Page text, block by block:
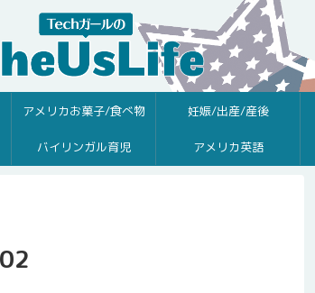
アメリカお菓子/食べ物 妊娠/出産/産後
バイリンガル育児 アメリカ英語